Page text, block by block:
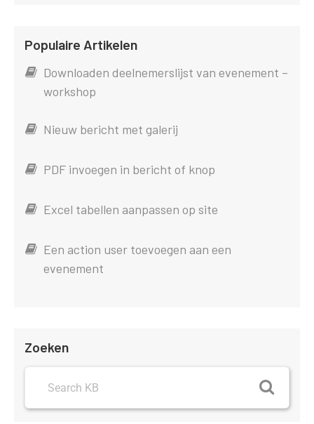
Populaire Artikelen
Downloaden deelnemerslijst van evenement –
workshop
Nieuw bericht met galerij
PDF invoegen in bericht of knop
Excel tabellen aanpassen op site
Een action user toevoegen aan een
evenement
Zoeken